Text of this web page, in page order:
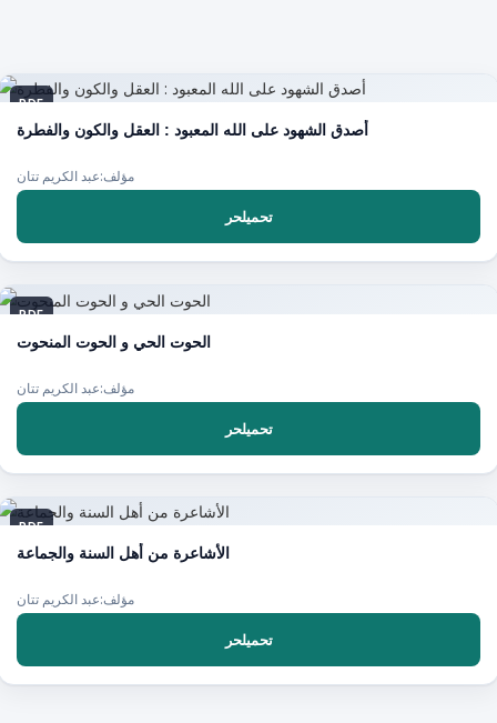
PDF
أصدق الشهود على الله المعبود : العقل والكون والفطرة
مؤلف:عبد الكريم تتان
تحميلحر
PDF
الحوت الحي و الحوت المنحوت
مؤلف:عبد الكريم تتان
تحميلحر
PDF
الأشاعرة من أهل السنة والجماعة
مؤلف:عبد الكريم تتان
تحميلحر